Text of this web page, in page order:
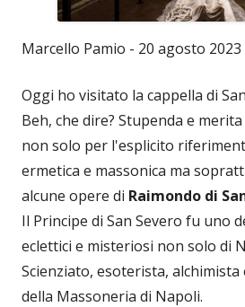
Marcello Pamio - 20 agosto 2023
Oggi ho visitato la cappella di
Beh, che dire? Stupenda e
non solo per l'esplicito
ermetica e massonica ma
alcune opere di Raimondo di
Il Principe di San Severo fu uno
eclettici e misteriosi non solo di
Scienziato, esoterista,
della Massoneria di Napoli.